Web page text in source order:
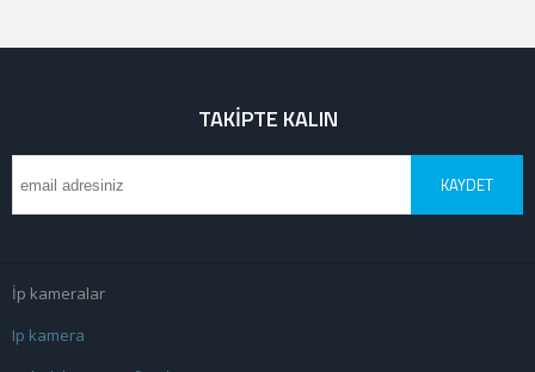
TAKIPTE KALIN
KAYDET
İp kameralar
Ip kamera